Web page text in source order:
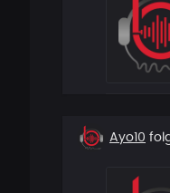
Neuer
Ayo10